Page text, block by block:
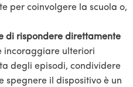
per coinvolgere la scuola o,
di rispondere direttamente
incoraggiare ulteriori
degli episodi, condividere
spegnere il dispositivo è un